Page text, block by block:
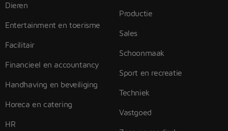
Dieren
Entertainment en toerisme
Facilitair
Financieel en accountancy
Handhaving en beveiliging
Horeca en catering
HR
Productie
Sales
Schoonmaak
Sport en recreatie
Techniek
Vastgoed